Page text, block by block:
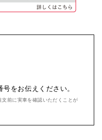
をお伝えください。
前に実車を確認いただくことが